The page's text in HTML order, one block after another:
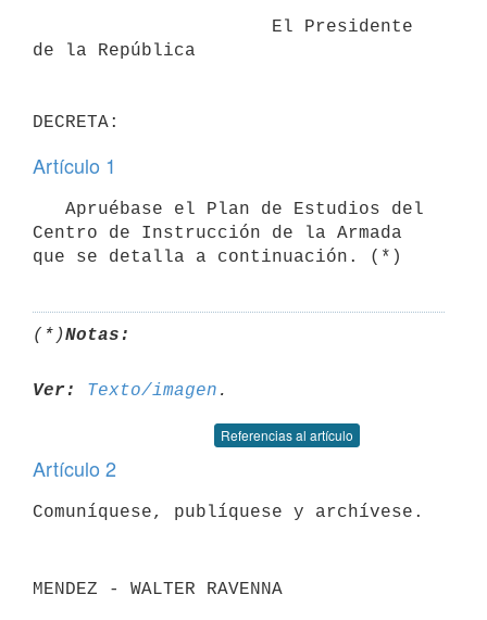
de la República
Artículo 1
Centro de Instrucción de la Armada
(*)Notas:
Ver: Texto/imagen
Referencias al artículo
Artículo 2